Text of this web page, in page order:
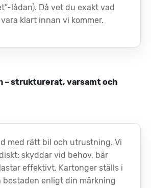
lådan). Då vet du exakt vad
klart innan vi kommer.
– strukturerat, varsamt och
med rätt bil och utrustning. Vi
skyddar vid behov, bär
effektivt. Kartonger ställs i
bostaden enligt din märkning